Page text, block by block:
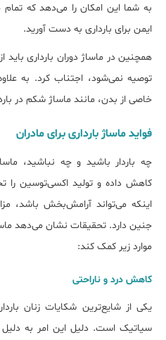
به شما این امکان را می‌دهد که
ایمن برای بارداری به دست آورید.
همچنین در ماساژ دوران بارداری باید
توصیه نمی‌شود، اجتناب کرد. به
خاصی از بدن، مانند ماساژ شکم در
فواید ماساژ بارداری برای مادران
کاهش داده و تولید اکسی‌توسین را
اینکه می‌تواند آرامش‌بخش باشد،
جنین دارد. تحقیقات نشان می‌دهد
موارد زیر کمک کند:
کاهش درد و ناراحتی
یکی از شایع‌ترین شکایات زنان
سیاتیک است. دلیل این امر به